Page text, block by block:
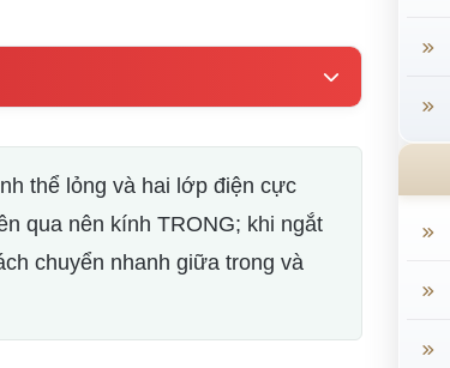
thể lỏng và hai lớp điện cực
qua nên kính TRONG; khi ngắt
chuyển nhanh giữa trong và